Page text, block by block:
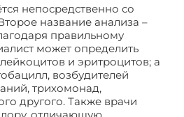
непосредственно со
название анализа –
правильному
может определить
и эритроцитов; а
возбудителей
трихомонад,
другого. Также врачи